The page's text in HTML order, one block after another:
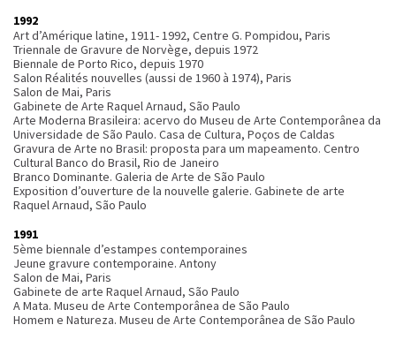
1992
Art d’Amérique latine, 1911- 1992, Centre G. Pompidou, Paris
Triennale de Gravure de Norvège, depuis 1972
Biennale de Porto Rico, depuis 1970
Salon Réalités nouvelles (aussi de 1960 à 1974), Paris
Salon de Mai, Paris
Gabinete de Arte Raquel Arnaud, São Paulo
Arte Moderna Brasileira: acervo do Museu de Arte Contemporânea da
Universidade de São Paulo. Casa de Cultura, Poços de Caldas
Gravura de Arte no Brasil: proposta para um mapeamento. Centro
Cultural Banco do Brasil, Rio de Janeiro
Branco Dominante. Galeria de Arte de São Paulo
Exposition d’ouverture de la nouvelle galerie. Gabinete de arte
Raquel Arnaud, São Paulo
1991
5ème biennale d’estampes contemporaines
Jeune gravure contemporaine. Antony
Salon de Mai, Paris
Gabinete de arte Raquel Arnaud, São Paulo
A Mata. Museu de Arte Contemporânea de São Paulo
Homem e Natureza. Museu de Arte Contemporânea de São Paulo